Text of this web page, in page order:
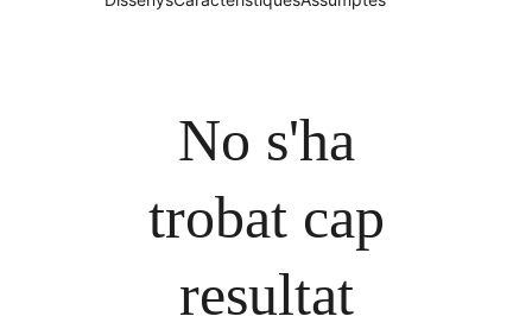
No s'ha
trobat cap
resultat